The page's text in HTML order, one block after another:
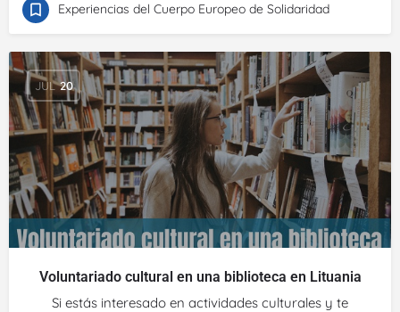
Experiencias del Cuerpo Europeo de Solidaridad
JUL 20
Voluntariado cultural en una biblioteca en Lituania
Si estás interesado en actividades culturales y te